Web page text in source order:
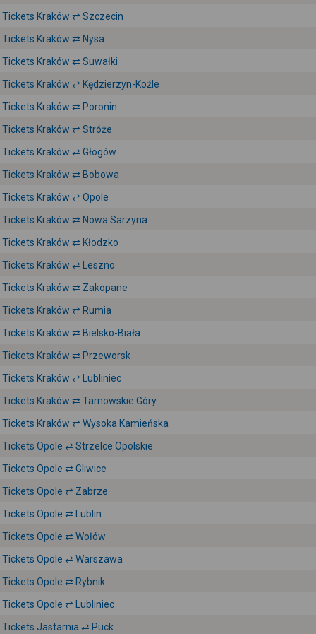
Tickets Kraków ⇄ Szczecin
Tickets Kraków ⇄ Nysa
Tickets Kraków ⇄ Suwałki
Tickets Kraków ⇄ Kędzierzyn-Koźle
Tickets Kraków ⇄ Poronin
Tickets Kraków ⇄ Stróże
Tickets Kraków ⇄ Głogów
Tickets Kraków ⇄ Bobowa
Tickets Kraków ⇄ Opole
Tickets Kraków ⇄ Nowa Sarzyna
Tickets Kraków ⇄ Kłodzko
Tickets Kraków ⇄ Leszno
Tickets Kraków ⇄ Zakopane
Tickets Kraków ⇄ Rumia
Tickets Kraków ⇄ Bielsko-Biała
Tickets Kraków ⇄ Przeworsk
Tickets Kraków ⇄ Lubliniec
Tickets Kraków ⇄ Tarnowskie Góry
Tickets Kraków ⇄ Wysoka Kamieńska
Tickets Opole ⇄ Strzelce Opolskie
Tickets Opole ⇄ Gliwice
Tickets Opole ⇄ Zabrze
Tickets Opole ⇄ Lublin
Tickets Opole ⇄ Wołów
Tickets Opole ⇄ Warszawa
Tickets Opole ⇄ Rybnik
Tickets Opole ⇄ Lubliniec
Tickets Jastarnia ⇄ Puck